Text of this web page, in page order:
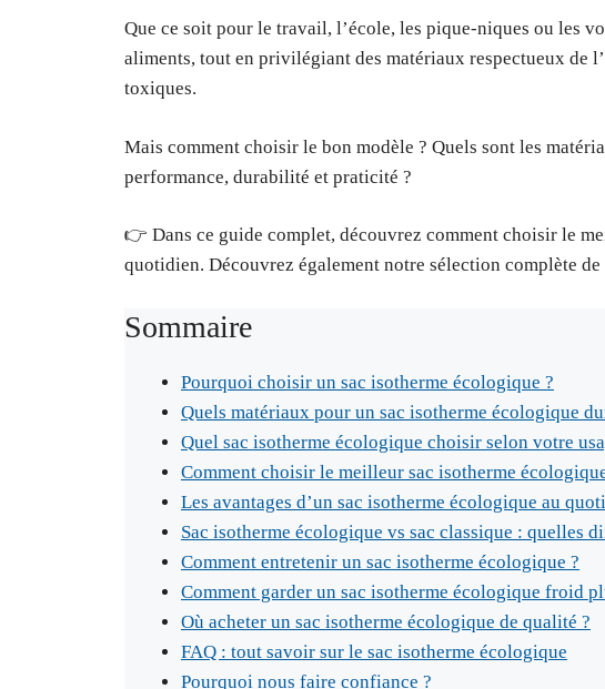
Que ce soit pour le travail, l’école, les pique-niques ou les
aliments, tout en privilégiant des matériaux respectueux de
toxiques.
Mais comment choisir le bon modèle ? Quels sont les
performance, durabilité et praticité ?
👉 Dans ce guide complet, découvrez comment choisir le
quotidien. Découvrez également notre sélection complète de
Sommaire
Pourquoi choisir un sac isotherme écologique ?
Quels matériaux pour un sac isotherme écologique
Quel sac isotherme écologique choisir selon votre
Comment choisir le meilleur sac isotherme
Les avantages d’un sac isotherme écologique au
Sac isotherme écologique vs sac classique : quelles
Comment entretenir un sac isotherme écologique ?
Comment garder un sac isotherme écologique froid
Où acheter un sac isotherme écologique de qualité ?
FAQ : tout savoir sur le sac isotherme écologique
Pourquoi nous faire confiance ?